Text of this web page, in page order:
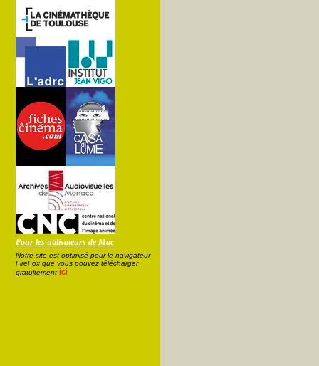
Pour les utilisateurs de Mac
Notre site est optimisé pour le navigateur
FireFox que vous pouvez télécharger
gratuitement ici